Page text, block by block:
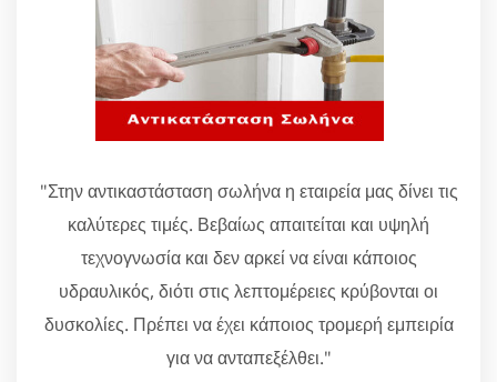
"Στην αντικαστάσταση σωλήνα η εταιρεία μας δίνει τις
καλύτερες τιμές. Βεβαίως απαιτείται και υψηλή
τεχνογνωσία και δεν αρκεί να είναι κάποιος
υδραυλικός, διότι στις λεπτομέρειες κρύβονται οι
δυσκολίες. Πρέπει να έχει κάποιος τρομερή εμπειρία
για να ανταπεξέλθει."